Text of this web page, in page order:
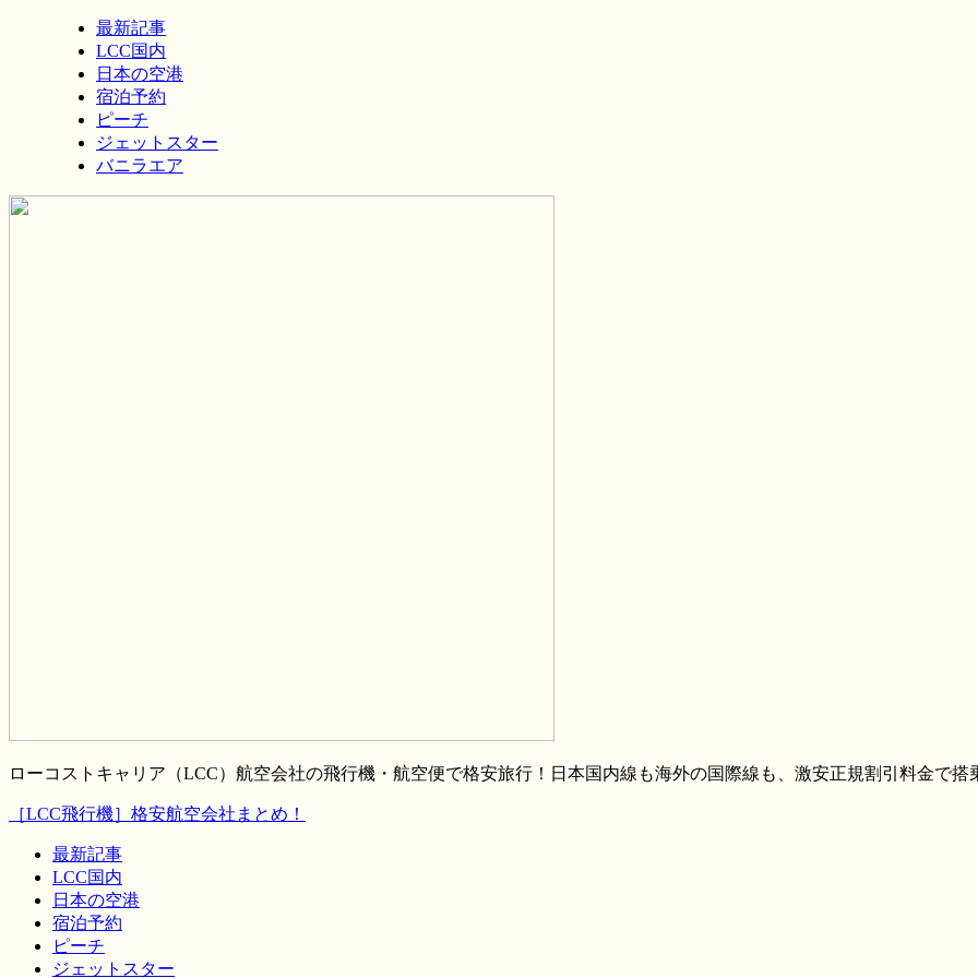
最新記事
LCC国内
日本の空港
宿泊予約
ピーチ
ジェットスター
バニラエア
ローコストキャリア（LCC）航空会社の飛行機・航空便で格安旅行！日本国内線も海外の国際線も、激安正規割引料金で搭
［LCC飛行機］格安航空会社まとめ！
最新記事
LCC国内
日本の空港
宿泊予約
ピーチ
ジェットスター